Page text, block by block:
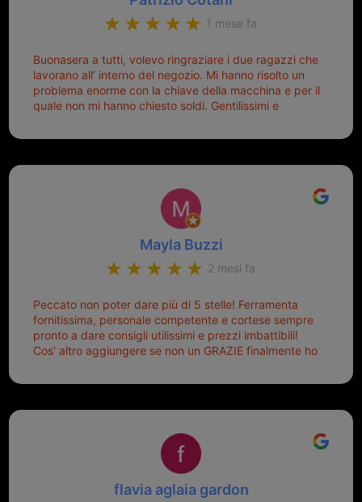
1 mese fa
Buonasera a tutti, volevo ringraziare i due ragazzi che
lavorano all’ interno del negozio. Mi hanno risolto un
problema enorme con la chiave della macchina e per il
quale non mi hanno chiesto soldi. Gentilissimi e
Sicuramente tornerò qui per qualsiasi altro problema.
Mayla Buzzi
2 mesi fa
Peccato non poter dare più di 5 stelle! Ferramenta
fornitissima, personale competente e cortese sempre
pronto a dare consigli utilissimi e prezzi imbattibili!
Cos' altro aggiungere se non un GRAZIE finalmente ho
mio riferimento. Ah dimenticavo...da loro sono riuscita
Top top top!!!
flavia aglaia gardon